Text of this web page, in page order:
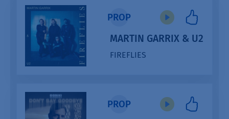
PROP
MARTIN GARRIX & U2
FIREFLIES
PROP